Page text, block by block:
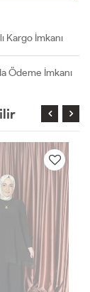
Kargo İmkanı
Ödeme İmkanı